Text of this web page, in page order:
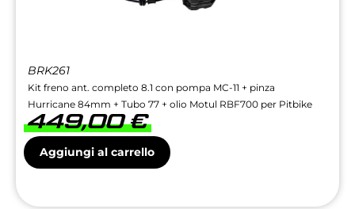
BRK261
Kit freno ant. completo 8.1 con pompa MC-11 + pinza
Hurricane 84mm + Tubo 77 + olio Motul RBF700 per Pitbike
449,00€
Aggiungi al carrello